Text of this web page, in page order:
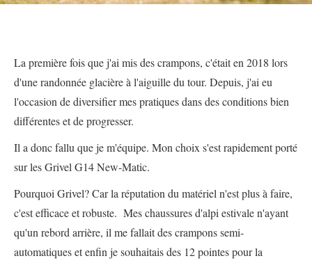
La première fois que j'ai mis des crampons, c'était en 2018 lors
d'une randonnée glacière à l'aiguille du tour. Depuis, j'ai eu
l'occasion de diversifier mes pratiques dans des conditions bien
différentes et de progresser.
Il a donc fallu que je m'équipe. Mon choix s'est rapidement porté
sur les Grivel G14 New-Matic.
Pourquoi Grivel? Car la réputation du matériel n'est plus à faire,
c'est efficace et robuste. Mes chaussures d'alpi estivale n'ayant
qu'un rebord arrière, il me fallait des crampons semi-
automatiques et enfin je souhaitais des 12 pointes pour la